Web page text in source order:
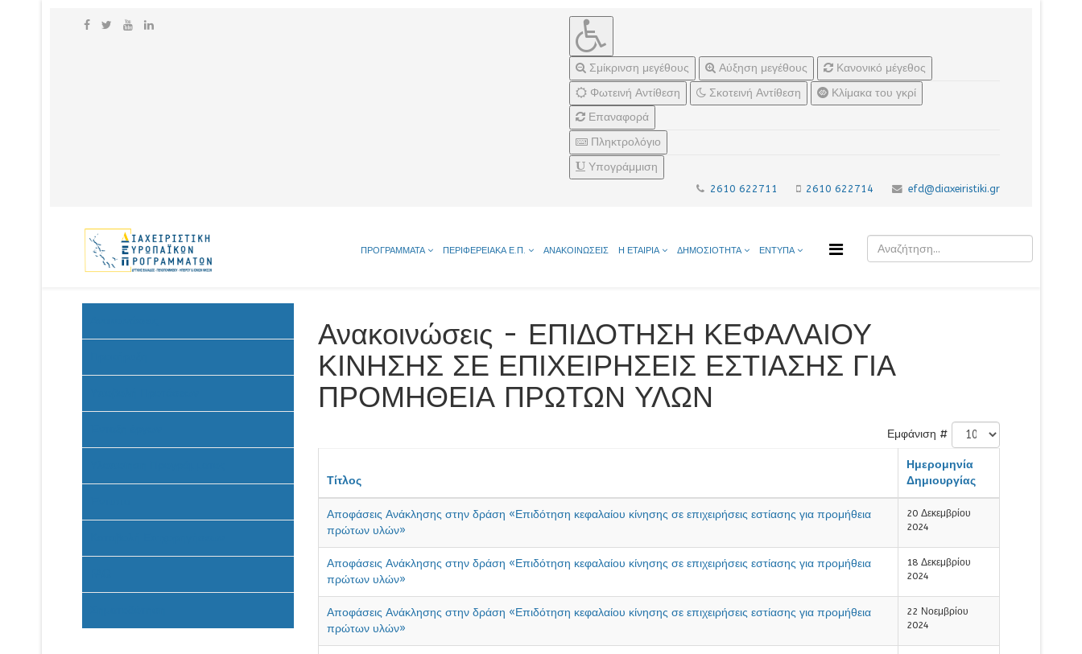
Σμίκρινση μεγέθους Αύξηση μεγέθους
Κανονικό μέγεθος
Φωτεινή Αντίθεση
Σκοτεινή Αντίθεση
Κλίμακα του γκρί
Επαναφορά
Πληκτρολόγιο
Υπογράμμιση
2610 622711 2610 622714 efd@diaxeiristiki.gr
ΠΡΟΓΡΑΜΜΑΤΑ ΠΕΡΙΦΕΡΕΙΑΚΑ Ε.Π. ΑΝΑΚΟΙΝΩΣΕΙΣ Η ΕΤΑΙΡΙΑ ΔΗΜΟΣΙΟΤΗΤΑ ΕΝΤΥΠΑ
Ανακοινώσεις - ΕΠΙΔΟΤΗΣΗ ΚΕΦΑΛΑΙΟΥ
ΚΙΝΗΣΗΣ ΣΕ ΕΠΙΧΕΙΡΗΣΕΙΣ ΕΣΤΙΑΣΗΣ ΓΙΑ
ΠΡΟΜΗΘΕΙΑ ΠΡΩΤΩΝ ΥΛΩΝ
Εμφάνιση #
Τίτλος
Ημερομηνία
Δημιουργίας
Αποφάσεις Ανάκλησης στην δράση «Επιδότηση κεφαλαίου κίνησης σε επιχειρήσεις εστίασης για προμήθεια
πρώτων υλών»
20 Δεκεμβρίου
2024
Αποφάσεις Ανάκλησης στην δράση «Επιδότηση κεφαλαίου κίνησης σε επιχειρήσεις εστίασης για προμήθεια
πρώτων υλών»
18 Δεκεμβρίου
2024
Αποφάσεις Ανάκλησης στην δράση «Επιδότηση κεφαλαίου κίνησης σε επιχειρήσεις εστίασης για προμήθεια
πρώτων υλών»
22 Νοεμβρίου
2024